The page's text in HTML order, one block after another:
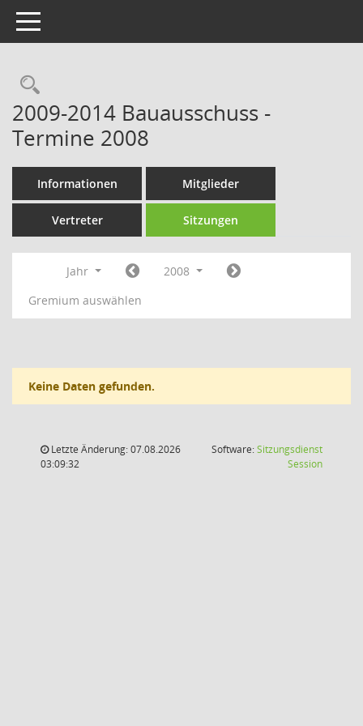
Toggle navigation
Rechercheauswahl
2009-2014 Bauausschuss -
Termine 2008
Informationen Mitglieder
Vertreter Sitzungen
Jahr
2008
Gremium auswählen
Keine Daten gefunden.
Letzte Änderung: 07.08.2026
03:09:32
Software:Sitzungsdienst
Session(Wird in